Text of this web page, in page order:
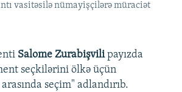
vasitəsilə nümayişçilərə müraciət
Salome Zurabişvilipayızda
seçkilərini ölkə üçün
seçim" adlandırıb.